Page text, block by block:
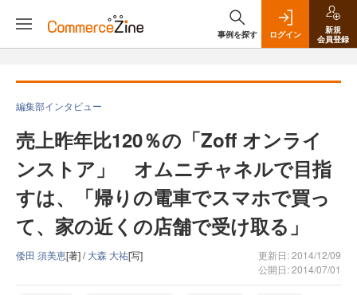
事例を探す ログイン
新規
会員登録
編集部インタビュー
売上昨年比120％の「Zoff オンライ
ンストア」 オムニチャネルで目指
すは、「帰りの電車でスマホで買っ
て、家の近くの店舗で受け取る」
倭田 須美恵[著] /大森 大祐[写]
更新日: 2014/12/09
公開日: 2014/07/01